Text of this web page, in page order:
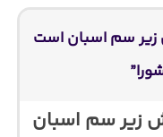
زیر سم اسبان است
زیر سم اسبان